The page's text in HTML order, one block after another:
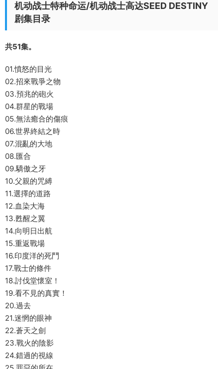
机动战士特种命运/机动战士高达SEED DESTINY
剧集目录
共51集。
01.憤怒的目光
02.招來戰爭之物
03.預兆的砲火
04.群星的戰場
05.無法癒合的傷痕
06.世界終結之時
07.混亂的大地
08.匯合
09.驕傲之牙
10.父親的咒縛
11.選擇的道路
12.血染大海
13.甦醒之翼
14.向明日出航
15.重返戰場
16.印度洋的死鬥
17.戰士的條件
18.討伐堂懷室！
19.看不見的真實！
20.過去
21.迷惘的眼神
22.蒼天之劍
23.戰火的陰影
24.錯過的視線